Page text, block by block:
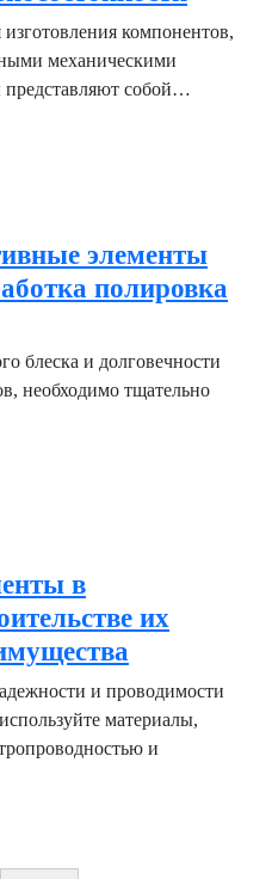
компонентов,
механическими
собой…
элементы
полировка
блеска и долговечности
необходимо тщательно
в
их
и проводимости
материалы,
и